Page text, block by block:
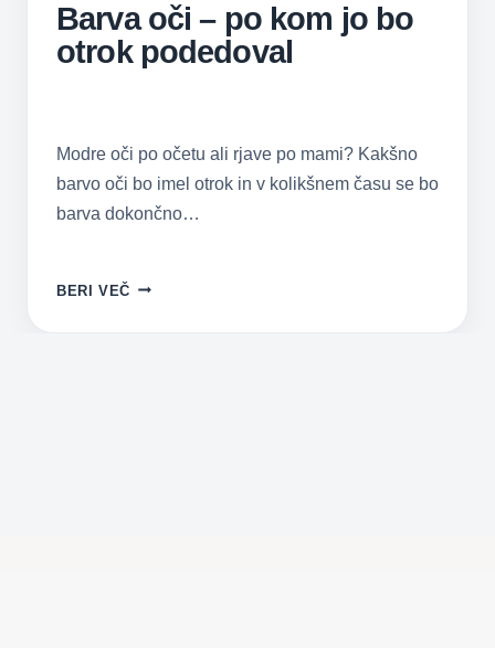
Barva oči – po kom jo bo
otrok podedoval
Modre oči po očetu ali rjave po mami? Kakšno
barvo oči bo imel otrok in v kolikšnem času se bo
barva dokončno…
BERI VEČ BARVA
–